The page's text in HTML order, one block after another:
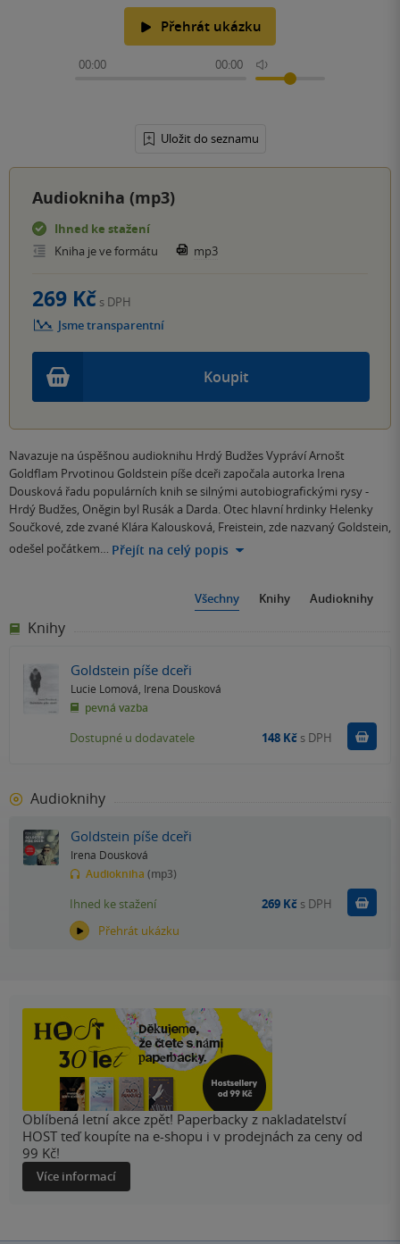
Přehrát ukázku
00:00 00:00
Uložit do seznamu
Audiokniha (mp3)
Ihned ke stažení
Kniha je ve formátu
mp3
Koupit
269 Kč s DPH
Jsme transparentní
Navazuje na úspěšnou audioknihu Hrdý Budžes Vypráví Arnošt
Goldflam Prvotinou Goldstein píše dceři započala autorka Irena
Dousková řadu populárních knih se silnými autobiografickými rysy -
Hrdý Budžes, Oněgin byl Rusák a Darda. Otec hlavní hrdinky Helenky
Součkové, zde zvané Klára Kalousková, Freistein, zde nazvaný Goldstein,
odešel počátkem… Přejít na celý popis
Všechny Knihy Audioknihy
Knihy
Goldstein píše dceři
Lucie Lomová, Irena Dousková
pevná vazba
Dostupné u dodavatele 148 Kč s DPH
Audioknihy
Goldstein píše dceři
Irena Dousková
Audiokniha (mp3)
Přehrát ukázku
Ihned ke stažení 269 Kč s DPH Koupit
Oblíbená letní akce zpět! Paperbacky z nakladatelství
HOST teď koupíte na e-shopu i v prodejnách za ceny od
99 Kč!
Více informací